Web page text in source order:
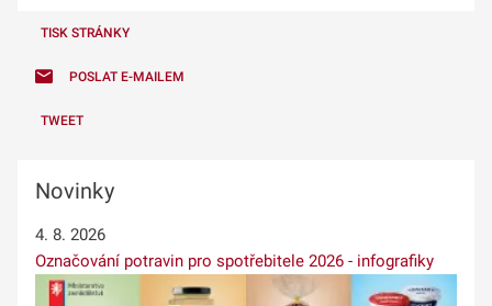
TISK STRÁNKY
POSLAT E-MAILEM
TWEET
Novinky
4. 8. 2026
Označování potravin pro spotřebitele 2026 - infografiky